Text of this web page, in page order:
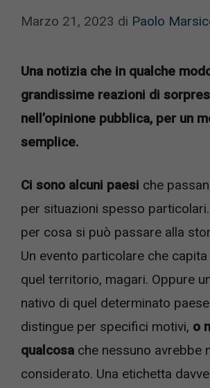
Marzo 21, 2023 di Paolo
Una notizia che in qualche
grandissime reazioni di
nell’opinione pubblica, per un
semplice.
Ci sono alcuni paesi che
per situazioni spesso
per cosa si può passare alla
Un evento particolare che
quel territorio, magari. Oppure
nativo di quel determinato
distingue per specifici motivi, o
qualcosa che nessuno avrebbe
considerato. Una etichetta